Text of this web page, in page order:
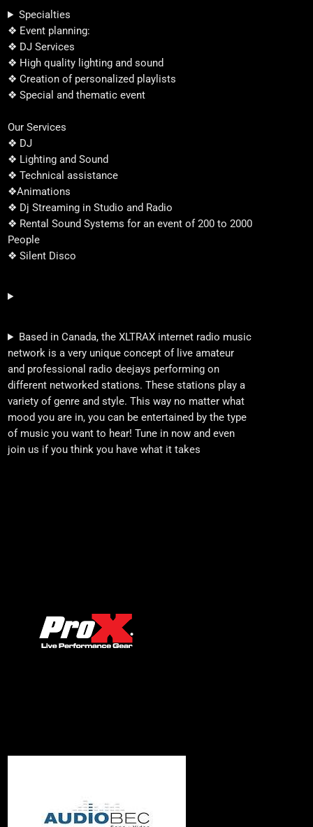
Specialties
❖ Event planning:
❖ DJ Services
❖ High quality lighting and sound
❖ Creation of personalized playlists
❖ Special and thematic event
Our Services
❖ DJ
❖ Lighting and Sound
❖ Technical assistance
❖Animations
❖ Dj Streaming in Studio and Radio
❖ Rental Sound Systems for an event of 200 to 2000
People
❖ Silent Disco
Based in Canada, the XLTRAX internet radio music
network is a very unique concept of live amateur
and professional radio deejays performing on
different networked stations. These stations play a
variety of genre and style. This way no matter what
mood you are in, you can be entertained by the type
of music you want to hear! Tune in now and even
join us if you think you have what it takes